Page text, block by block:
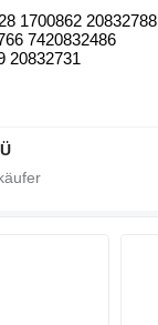
1700862 20832788
7420832486
20832731